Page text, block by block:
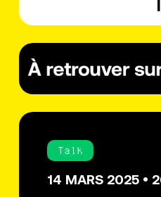
Talk
14 MARS 2025 •